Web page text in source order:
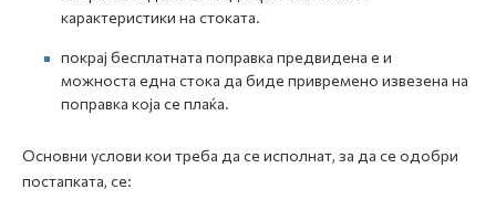
карактеристики на стоката.
покрај бесплатната поправка предвидена е и
можноста една стока да биде привремено извезена на
поправка која се плаќа.
Основни услови кои треба да се исполнат, за да се одобри
постапката, се: